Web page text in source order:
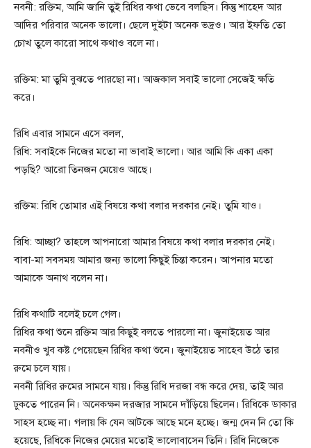
নবনী: রক্তিম, আমি জানি তুই রিধির কথা ভেবে বলছিস। কিন্তু শাহেদ আর
আদির পরিবার অনেক ভালো। ছেলে দুইটা অনেক ভদ্রও। আর ইফতি তো
চোখ তুলে কারো সাথে কথাও বলে না।
রক্তিম: মা তুমি বুঝতে পারছো না। আজকাল সবাই ভালো সেজেই ক্ষতি
করে।
রিধি এবার সামনে এসে বলল,
রিধি: সবাইকে নিজের মতো না ভাবাই ভালো। আর আমি কি একা একা
পড়ছি? আরো তিনজন মেয়েও আছে।
রক্তিম: রিধি তোমার এই বিষয়ে কথা বলার দরকার নেই। তুমি যাও।
রিধি: আচ্ছা? তাহলে আপনারো আমার বিষয়ে কথা বলার দরকার নেই।
বাবা-মা সবসময় আমার জন্য ভালো কিছুই চিন্তা করেন। আপনার মতো
আমাকে অনাথ বলেন না।
রিধি কথাটি বলেই চলে গেল।
রিধির কথা শুনে রক্তিম আর কিছুই বলতে পারলো না। জুনাইয়েত আর
নবনীও খুব কষ্ট পেয়েছেন রিধির কথা শুনে। জুনাইয়েত সাহেব উঠে তার
রুমে চলে যায়।
নবনী রিধির রুমের সামনে যায়। কিন্তু রিধি দরজা বন্ধ করে দেয়, তাই আর
ঢুকতে পারেন নি। অনেকক্ষন দরজার সামনে দাঁড়িয়ে ছিলেন। রিধিকে ডাকার
সাহস হচ্ছে না। গলায় কি যেন আটকে আছে মনে হচ্ছে। জন্ম দেন নি তো কি
হয়েছে, রিধিকে নিজের মেয়ের মতোই ভালোবাসেন তিনি। রিধি নিজেকে